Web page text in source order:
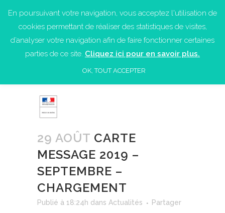
29 AOÛT CARTE
MESSAGE 2019 –
SEPTEMBRE –
CHARGEMENT
Publié à 18:24h dans Actualités Partager
En poursuivant votre navigation, vous acceptez l'utilisation de
cookies permettant de réaliser des statistiques de visites,
d’analyser votre navigation afin de faire fonctionner certaines
parties de ce site. Cliquez ici pour en savoir plus.
OK, TOUT ACCEPTER